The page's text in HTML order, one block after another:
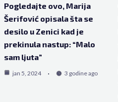
Pogledajte ovo, Marija
Šerifović opisala šta se
desilo u Zenici kad je
prekinula nastup: “Malo
sam ljuta”
jan 5, 2024 3 godine ago